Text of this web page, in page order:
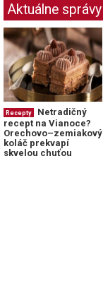
Aktuálne správy
Recepty
Netradičný
recept na Vianoce?
Orechovo–zemiakový
koláč prekvapí
skvelou chuťou